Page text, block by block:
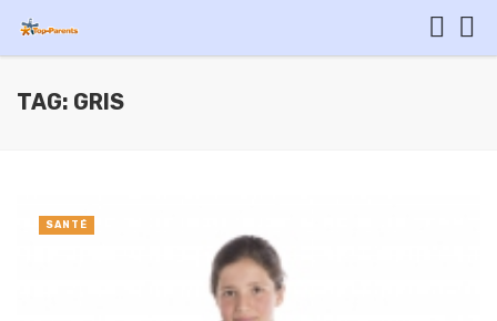
TAG: GRIS
SANTÉ